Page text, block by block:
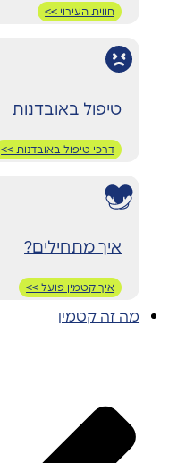
חווית העירוי >>
טיפול באובדנות
דרכי טיפול באובדנות >>
איך מתחילים?
איך קטמין פועל >>
מה זה קטמין